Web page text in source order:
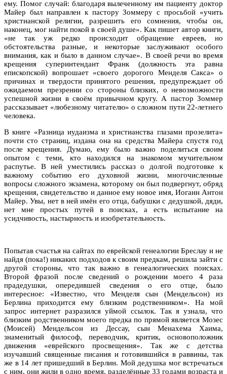
ему. Помог случай: благодаря вылеченному им пациенту доктор
Майер был направлен к пастору Зоммеру с просьбой «учить
христианской религии, разрешить его сомнения, чтобы он,
наконец, мог найти покой в своей душе». Как пишет автор книги,
«не так уж редко происходит обращение евреев, но
обстоятельства разные, и некоторые заслуживают особого
внимания, как и было в данном случае». В своей речи во время
крещения суперинтендант Франк (должность эта равна
епископской) вопрошает «своего дорогого Менделя Сакса» о
причинах и твердости принятого решения, предупреждает об
ожидаемом презрении со стороны близких, о невозможности
успешной жизни в своём привычном кругу. А пастор Зоммер
рассказывает «любезному читателю» о сложном пути 22-летнего
человека.
В книге «Разница иудаизма и христианства глазами прозелита»
почти сто страниц, издана она на средства Майера спустя год
после крещения. Думаю, ему было важно поделиться своим
опытом с теми, кто находился на знакомом мучительном
распутье. В ней уместились рассказ о долгой подготовке к
важному событию его духовной жизни, многочисленные
вопросы сложного экзамена, которому он был подвергнут, обряд
крещения, свидетельство и данное ему новое имя, Иоганн Антон
Майер. Увы, нет в ней имён его отца, бабушки с дедушкой, дяди,
нет мне простых путей в поисках, а есть испытание на
усидчивость, настырность и изобретательность.
Попытав счастья на сайтах по еврейской генеалогии Бреслау и не
найдя (пока!) никаких подходов к своим предкам, решила зайти с
другой стороны, что так важно в генеалогических поисках.
Второй фразой после сведений о рождении моего 4 раза
прадедушки, опередившей сведения о его отце, было
интересное: «Известно, что Менделя сын (Мендельсон) из
Берлина приходится ему близким родственником». На мой
запрос интернет разразился уймой ссылок. Так я узнала, что
близким родственником моего предка по прямой является Мозес
(Моисей) Мендельсон из Дессау, сын Менахема Хаима,
знаменитый философ, переводчик, критик, основоположник
движения «еврейского просвещения». Так же с детства
изучавший священные писания и готовившийся в раввины, так
же в 14 лет пришедший в Берлин. Мой дедушка мог встречаться
с ним, они жили в одно время, разделённые 33 годами возраста и